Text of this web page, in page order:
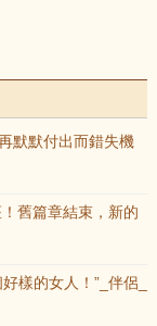
默默付出而錯失機
舊篇章結束，新的
樣的女人！”_伴侶_